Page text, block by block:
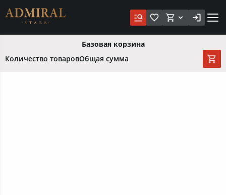
Базовая корзина
Количество товаровОбщая сумма